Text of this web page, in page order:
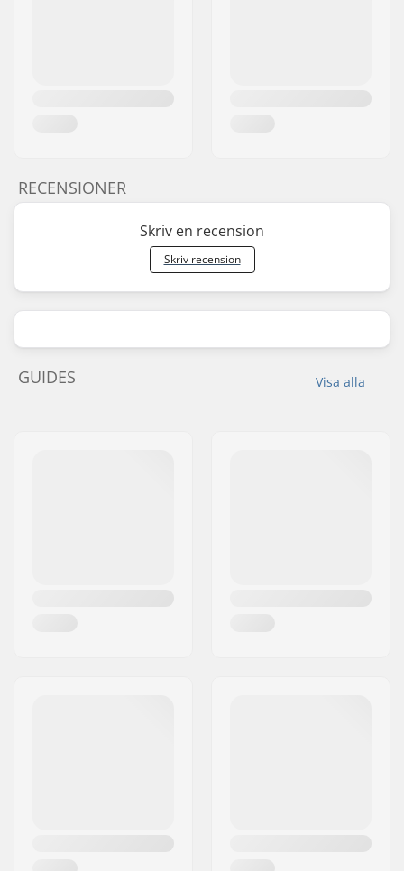
RECENSIONER
Skriv en recension
Skriv recension
Visa alla
GUIDES